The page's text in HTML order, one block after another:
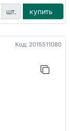
шт. купить
Код: 2015511080